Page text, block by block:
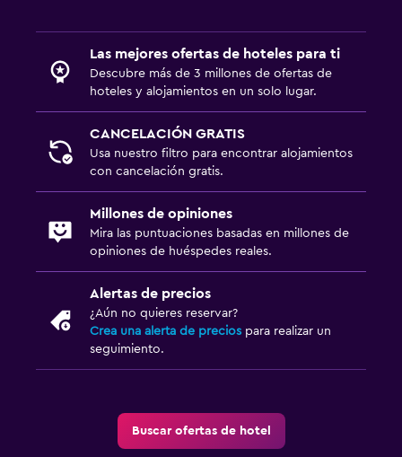
Las mejores ofertas de hoteles para ti
Descubre más de 3 millones de ofertas de
hoteles y alojamientos en un solo lugar.
CANCELACIÓN GRATIS
Usa nuestro filtro para encontrar alojamientos
con cancelación gratis.
Millones de opiniones
Mira las puntuaciones basadas en millones de
opiniones de huéspedes reales.
Alertas de precios
¿Aún no quieres reservar?
Crea una alerta de precios para realizar un
seguimiento.
Buscar ofertas de hotel